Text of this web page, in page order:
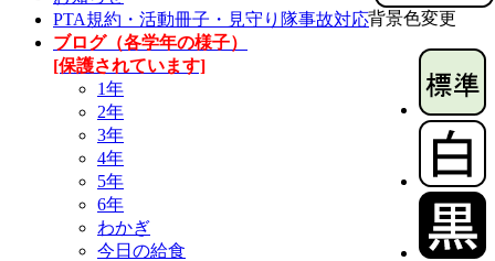
背景色変更
PTA規約・活動冊子・見守り隊事故対応
ブログ（各学年の様子）
[保護されています]
1年
2年
3年
4年
5年
6年
わかぎ
今日の給食